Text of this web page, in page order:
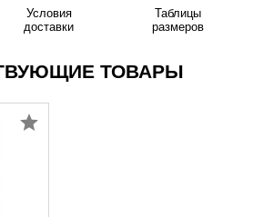
Условия
доставки
Таблицы
размеров
ТОВАРЫ